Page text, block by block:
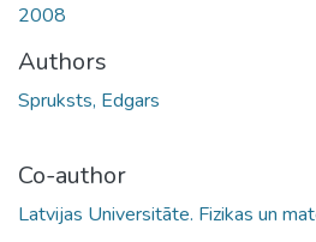
2008
Authors
Spruksts, Edgars
Co-author
Latvijas Universitāte. Fizikas un